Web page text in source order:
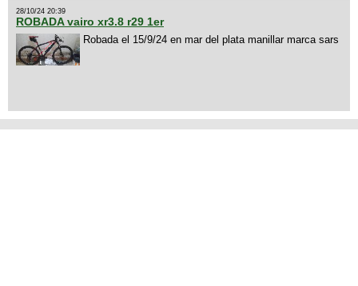
28/10/24 20:39
ROBADA vairo xr3.8 r29 1er
Robada el 15/9/24 en mar del plata manillar marca sars